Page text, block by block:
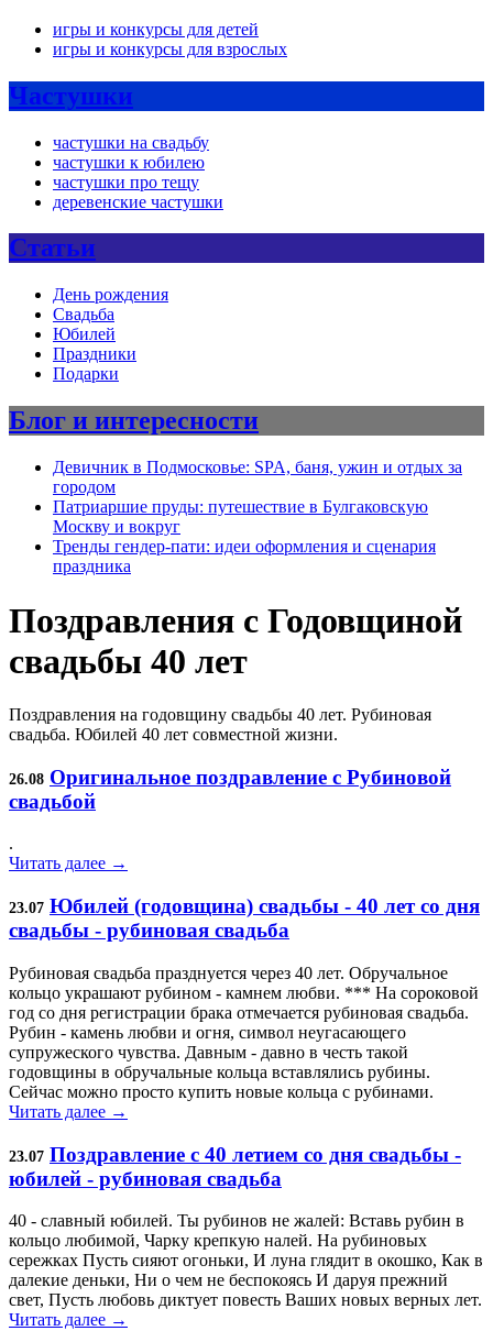
игры и конкурсы для детей
игры и конкурсы для взрослых
Частушки
частушки на свадьбу
частушки к юбилею
частушки про тещу
деревенские частушки
Статьи
День рождения
Свадьба
Юбилей
Праздники
Подарки
Блог и интересности
Девичник в Подмосковье: SPA, баня, ужин и отдых за
городом
Патриаршие пруды: путешествие в Булгаковскую
Москву и вокруг
Тренды гендер-пати: идеи оформления и сценария
праздника
Поздравления с Годовщиной
свадьбы 40 лет
Поздравления на годовщину свадьбы 40 лет. Рубиновая
свадьба. Юбилей 40 лет совместной жизни.
26.08 Оригинальное поздравление с Рубиновой
свадьбой
.
Читать далее →
23.07 Юбилей (годовщина) свадьбы - 40 лет со дня
свадьбы - рубиновая свадьба
Рубиновая свадьба празднуется через 40 лет. Обручальное
кольцо украшают рубином - камнем любви. *** На сороковой
год со дня регистрации брака отмечается рубиновая свадьба.
Рубин - камень любви и огня, символ неугасающего
супружеского чувства. Давным - давно в честь такой
годовщины в обручальные кольца вставлялись рубины.
Сейчас можно просто купить новые кольца с рубинами.
Читать далее →
23.07 Поздравление с 40 летием со дня свадьбы -
юбилей - рубиновая свадьба
40 - славный юбилей. Ты рубинов не жалей: Вставь рубин в
кольцо любимой, Чарку крепкую налей. На рубиновых
сережках Пусть сияют огоньки, И луна глядит в окошко, Как в
далекие деньки, Ни о чем не беспокоясь И даруя прежний
свет, Пусть любовь диктует повесть Ваших новых верных лет.
Читать далее →